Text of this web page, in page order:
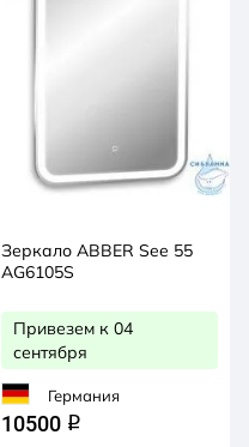
Зеркало ABBER See 55
AG6105S
Привезем к 04
сентября
Германия
10500 q